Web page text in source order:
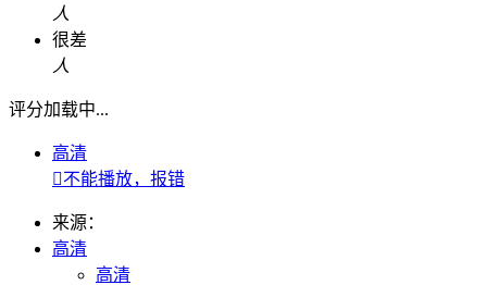
人
很差
人
评分加载中...
高清
不能播放，报错
来源：
高清
高清